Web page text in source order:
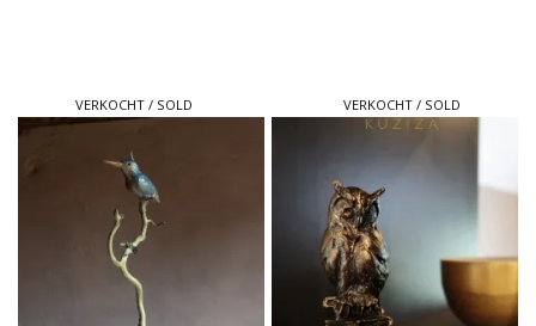
VERKOCHT / SOLD VERKOCHT / SOLD